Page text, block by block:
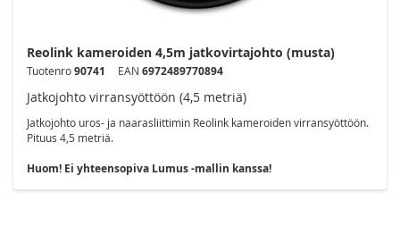
Reolink kameroiden 4,5m jatkovirtajohto (musta)
Tuotenro90741 EAN 6972489770894
Jatkojohto virransyöttöön (4,5 metriä)
Jatkojohto uros- ja naarasliittimin Reolink kameroiden virransyöttöön.
Pituus 4,5 metriä.
Huom! Ei yhteensopiva Lumus -mallin kanssa!